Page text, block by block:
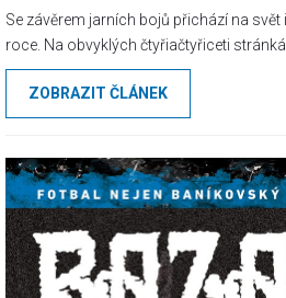
Se závěrem jarních bojů přichází na
ZOBRAZIT ČLÁNEK